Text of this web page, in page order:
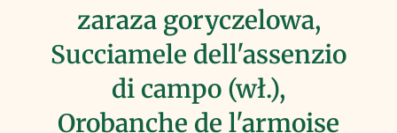
zaraza goryczelowa,
Succiamele dell'assenzio
di campo (wł.),
Orobanche de l'armoise